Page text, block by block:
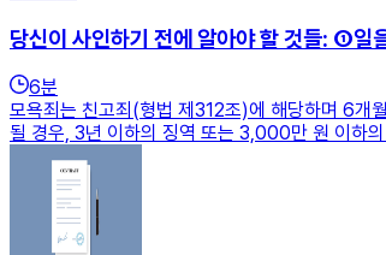
당신이 사인하기 전에 알아야 할 것들: ①일
6분
모욕죄는 친고죄(형법 제312조)에 해당하며 6개
될 경우, 3년 이하의 징역 또는 3,000만 원 이하의